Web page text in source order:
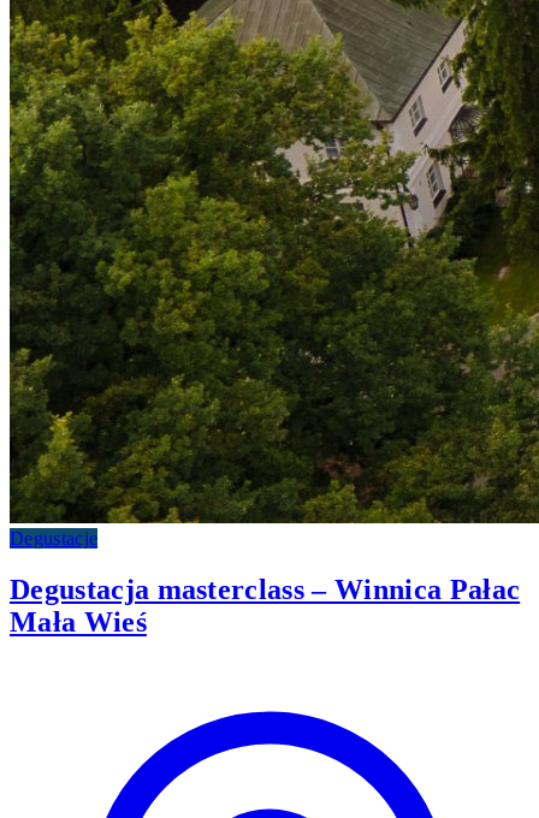
Degustacje
Degustacja masterclass – Winnica Pałac
Mała Wieś